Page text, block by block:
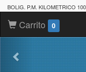
BOLIG. P.M. KILOMETRICO
Carrito 0